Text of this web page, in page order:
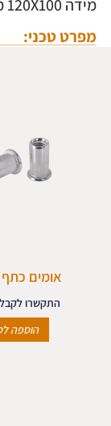
מידה 120X100 מ"מ
מפרט טכני:
אומים
התקשרו
הוספה